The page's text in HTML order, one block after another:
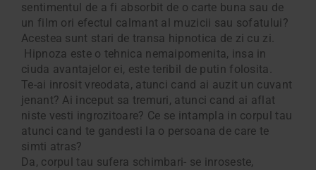
sentimentul de a fi absorbit de o carte buna sau de
un film ori efectul calmant al muzicii sau sofatului?
Acestea sunt stari de transa hipnotica de zi cu zi.
Hipnoza este o tehnica nemaipomenita, insa in
ciuda avantajelor ei, este teribil de putin folosita.
Te-ai inrosit vreodata, atunci cand ai auzit un cuvant
jenant? Ai inceput sa tremuri, atunci cand ai aflat
niste vesti ingrozitoare? Ce se intampla in corpul tau
atunci cand te gandesti la o persoana de care te
simti atras?
Da, corpul tau sufera schimbari- se inroseste,